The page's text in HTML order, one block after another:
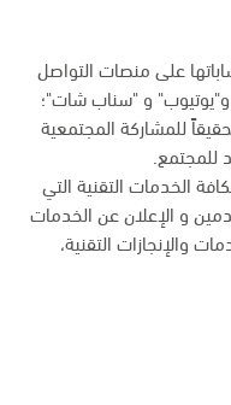
على منصات التواصل
و"يوتيوب" و "سناب شات"؛
للمشاركة المجتمعية
للمجتمع.
الخدمات التقنية التي
و الإعلان عن الخدمات
والإنجازات التقنية،